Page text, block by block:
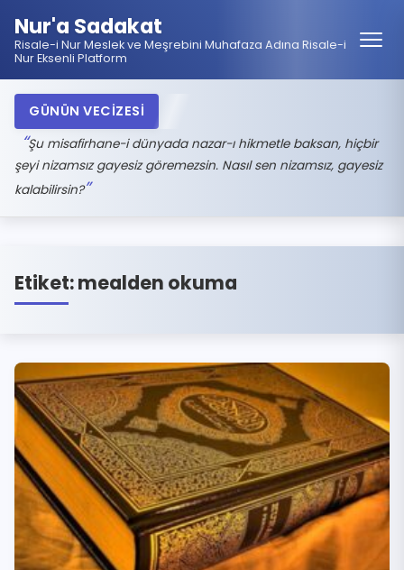
Nur'a Sadakat
Risale-i Nur Meslek ve Meşrebini Muhafaza Adına Risale-i
Nur Eksenli Platform
GÜNÜN VECİZESİ
Şu misafirhane-i dünyada nazar-ı hikmetle baksan, hiçbir
şeyi nizamsız gayesiz göremezsin. Nasıl sen nizamsız, gayesiz
kalabilirsin?
Etiket:mealden okuma